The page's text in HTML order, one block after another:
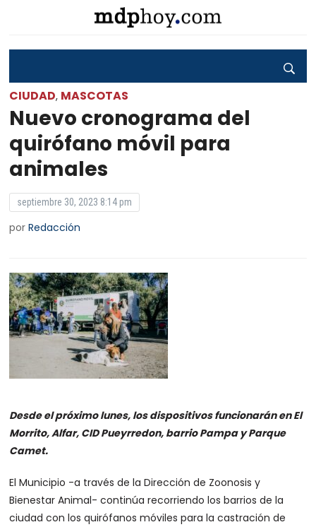
CIUDAD, MASCOTAS
Nuevo cronograma del
quirófano móvil para
animales
septiembre 30, 2023 8:14 pm
porRedacción
Desde el próximo lunes, los dispositivos funcionarán en El
Morrito, Alfar, CID Pueyrredon, barrio Pampa y Parque
Camet.
El Municipio -a través de la Dirección de Zoonosis y
Bienestar Animal- continúa recorriendo los barrios de la
ciudad con los quirófanos móviles para la castración de